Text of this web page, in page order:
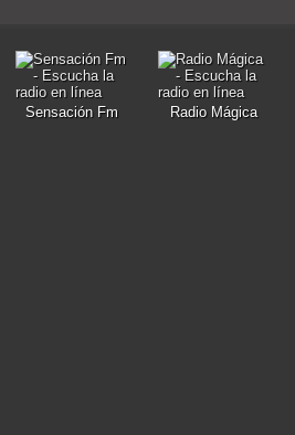
Sensación Fm Radio Mágica